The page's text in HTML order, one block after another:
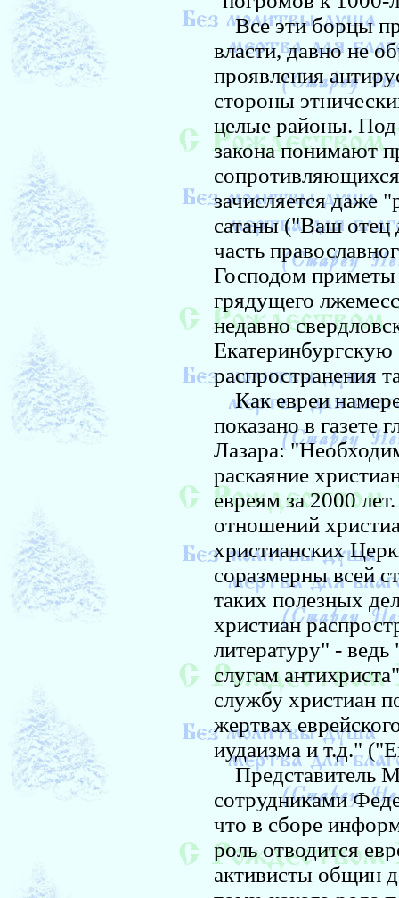
Все эти борцы
власти, давно не
проявления
стороны
целые районы. Под
закона понимают
зачисляется даже
сатаны ("Ваш отец
часть
Господом приметы
грядущего
недавно
распространения
Как евреи
показано в газете
Лазара:
раскаяние
евреям за 2000
отношений
христианских
соразмерны всей
таких полезных
христиан
литературу" -
слугам
службу христиан
жертвах
иудаизма и т.д."
Представитель
сотрудниками
что в сборе
роль отводится
активисты общин